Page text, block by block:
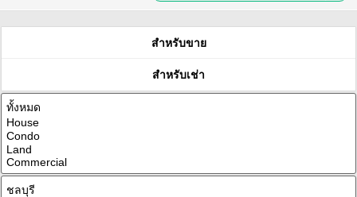
สำหรับขาย
สำหรับเช่า